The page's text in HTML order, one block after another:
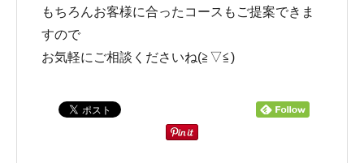
もちろんお客様に合ったコースもご提案できま
すので
お気軽にご相談くださいね(≧▽≦)